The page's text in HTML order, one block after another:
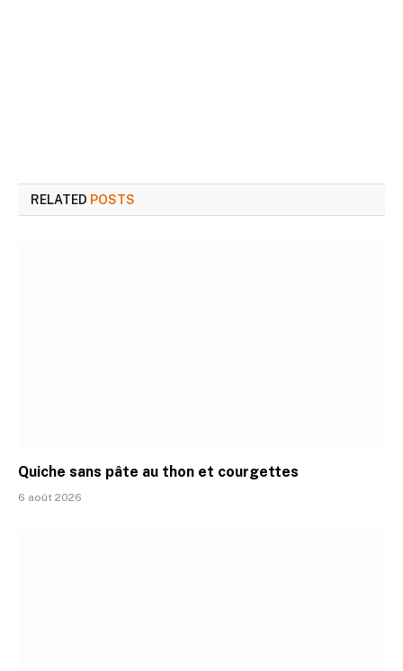
RELATED POSTS
Quiche sans pâte au thon et courgettes
6 août 2026